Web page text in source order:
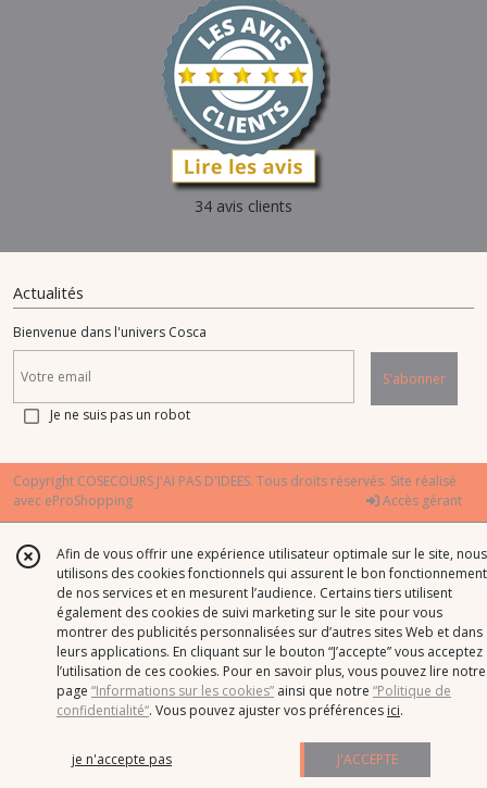
34 avis clients
Actualités
Bienvenue dans l'univers Cosca
S'abonner
Je ne suis pas un robot
Copyright COSECOURS J'AI PAS D'IDEES. Tous droits réservés. Site réalisé
avec eProShopping Accès gérant
Afin de vous offrir une expérience utilisateur optimale sur le site, nous
utilisons des cookies fonctionnels qui assurent le bon fonctionnement
de nos services et en mesurent l’audience. Certains tiers utilisent
également des cookies de suivi marketing sur le site pour vous
montrer des publicités personnalisées sur d’autres sites Web et dans
leurs applications. En cliquant sur le bouton “J’accepte” vous acceptez
l’utilisation de ces cookies. Pour en savoir plus, vous pouvez lire notre
page “Informations sur les cookies” ainsi que notre “Politique de
confidentialité“. Vous pouvez ajuster vos préférences ici.
je n'accepte pas J'ACCEPTE